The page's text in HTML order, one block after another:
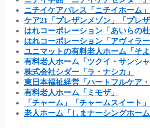
ニチイケアパレス「ニチイホーム」
ケア21「プレザンメゾン」「プレザ
はれコーポレーション「あいらの杜
はれコーポレーション「アヴィラー
ユニマットの有料老人ホーム「そよ
有料老人ホーム「ツクイ・サンシャ
株式会社シダー「ラ・ナシカ」
東日本福祉経営「ハートフルケア・
有料老人ホーム「ミモザ」
「チャーム」「チャームスイート」
老人ホーム「しまナーシングホーム